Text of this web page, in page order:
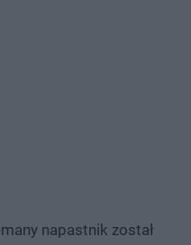
napastnik został